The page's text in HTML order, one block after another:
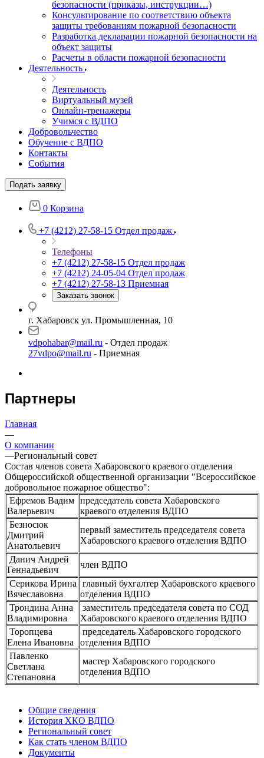
безопасности (приказы, инструкции…)
Консультирование по соответствию объекта
защиты требованиям пожарной безопасности
Разработка декларации пожарной безопасности на
объект защиты
Расчеты в области пожарной безопасности
Деятельность
Деятельность
Виртуальный музей
Онлайн-тренажеры
Учимся с ВДПО
Добровольчество
Обучение с ВДПО
Контакты
События
Подать заявку
0 Корзина
+7 (4212) 27-58-15 Отдел продаж
Телефоны
+7 (4212) 27-58-15 Отдел продаж
+7 (4212) 24-05-04 Отдел продаж
+7 (4212) 27-58-13 Приемная
Заказать звонок
г. Хабаровск ул. Промышленная, 10
vdpohabar@mail.ru - Отдел продаж
27vdpo@mail.ru - Приемная
Партнеры
Главная
—
О компании
—Региональный совет
Состав членов совета Хабаровского краевого отделения
Общероссийской общественной организации "Всероссийское
добровольное пожарное общество":
Ефремов Вадим
Валерьевич
председатель совета Хабаровского
краевого отделения ВДПО
Безносюк
Дмитрий
Анатольевич
первый заместитель председателя совета
Хабаровского краевого отделения ВДПО
Данич Андрей
Геннадьевич
член ВДПО
Серикова Ирина
Вячеславовна
главный бухгалтер Хабаровского краевого
отделения ВДПО
Трондина Анна
Владимировна
заместитель председателя совета по СОД
Хабаровского краевого отделения ВДПО
Торопцева
Елена Ивановна
председатель Хабаровского городского
отделения ВДПО
Павленко
Светлана
Степановна
мастер Хабаровского городского
отделения ВДПО
Общие сведения
История ХКО ВДПО
Региональный совет
Как стать членом ВДПО
Документы